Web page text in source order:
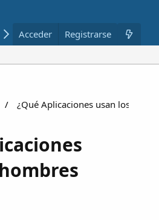
Nuevo Miembros
Acceder Registrarse
¿Qué Aplicaciones usan los